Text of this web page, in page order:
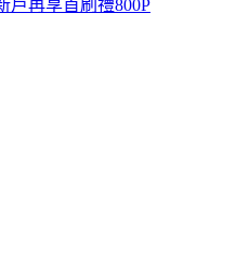
戶再享首刷禮800P